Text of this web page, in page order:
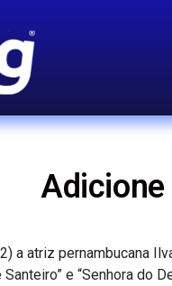
a atriz pernambucana
e “Senhora do